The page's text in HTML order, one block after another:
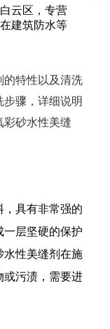
云区，专营
建筑防水等
的特性以及清洗
骤，详细说明
彩砂水性美缝
，具有非常强的
一层坚硬的保护
水性美缝剂在施
或污渍，需要进